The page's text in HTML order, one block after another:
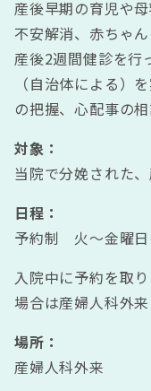
産後早期の育児や
不安解消、赤ちゃ
産後2週間健診を行
（自治体による）
の把握、心配事の相
対象：
当院で分娩された
日程：
予約制 火～金曜日
入院中に予約を取
場合は産婦人科外
場所：
産婦人科外来